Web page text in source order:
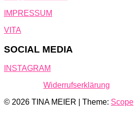
IMPRESSUM
VITA
SOCIAL MEDIA
INSTAGRAM
Widerrufserklärung
© 2026 TINA MEIER | Theme: Scope